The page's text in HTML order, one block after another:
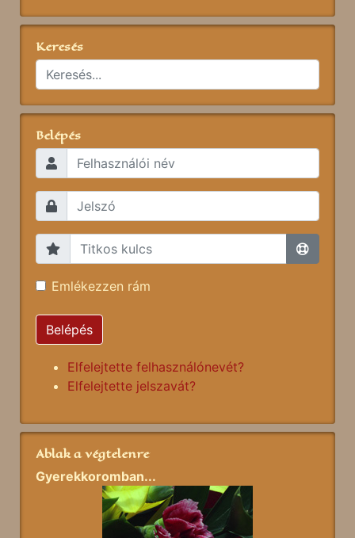
Keresés
Belépés
Emlékezzen rám
Belépés
Elfelejtette felhasználónevét?
Elfelejtette jelszavát?
Ablak a végtelenre
Gyerekkoromban...